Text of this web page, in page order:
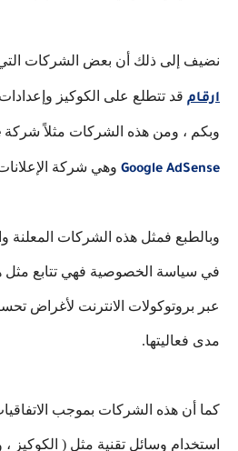
نضيف إلى ذلك أن بعض الشركات
ارقام قد تتطلع على الكوكيز
وبكم ، ومن هذه الشركات مثلاً شركة
Google AdSense وهي شركة
وبالطبع فمثل هذه الشركات المعلنة
في سياسة الخصوصية فهي تتابع مثل
عبر بروتوكولات الانترنت لأغراض
مدى فعاليتها.
كما أن هذه الشركات بموجب
استخدام وسائل تقنية مثل ( الكوكيز